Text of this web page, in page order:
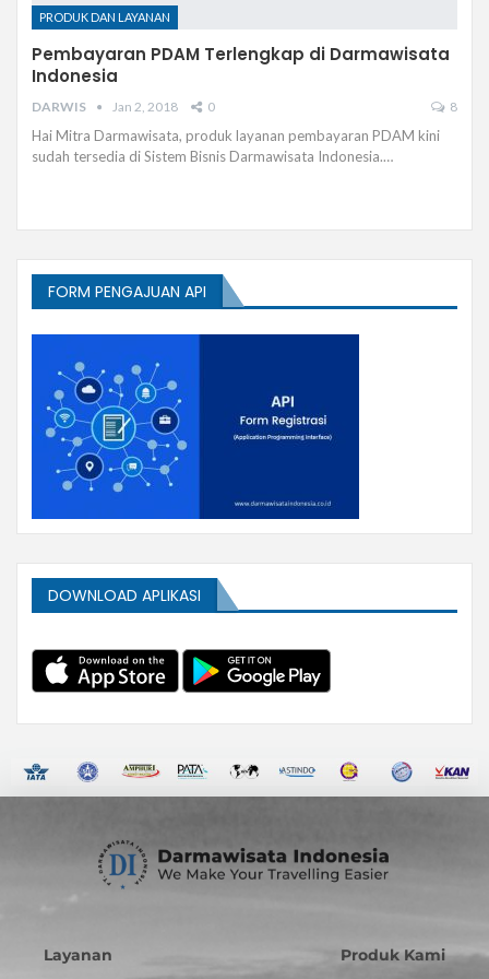
PRODUK DAN LAYANAN
Pembayaran PDAM Terlengkap di Darmawisata
Indonesia
DARWIS Jan 2, 2018 0 8
Hai Mitra Darmawisata, produk layanan pembayaran PDAM kini
sudah tersedia di Sistem Bisnis Darmawisata Indonesia.…
FORM PENGAJUAN API
DOWNLOAD APLIKASI
Layanan Produk Kami